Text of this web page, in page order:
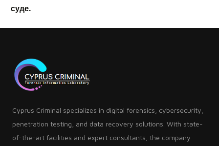
суде.
Cyprus Criminal specializes in digital forensics, cybersecurity,
penetration testing, and data recovery solutions. With state-
of-the-art facilities and expert consultants, the company